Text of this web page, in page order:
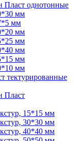
Пласт однотонные
мм
мм
мм
мм
мм
мм
мм
тектурированные
Пласт
15*15 мм
30*30 мм
40*40 мм